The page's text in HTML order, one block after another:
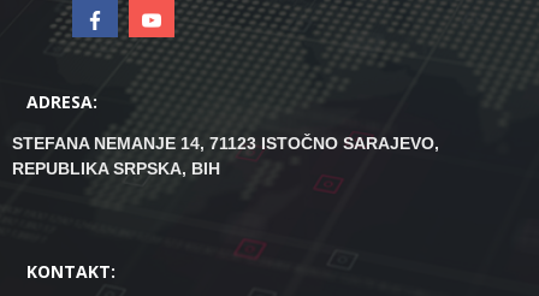
ADRESA:
STEFANA NEMANJE 14, 71123 ISTOČNO SARAJEVO,
REPUBLIKA SRPSKA, BIH
KONTAKT: